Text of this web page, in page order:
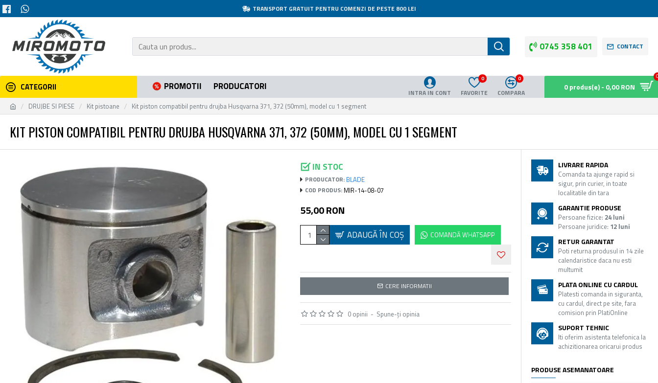
TRANSPORT GRATUIT PENTRU COMENZI DE PESTE 800 LEI
0745 358 401 CONTACT
CATEGORII PROMOTII PRODUCATORI
INTRA IN CONT FAVORITE
0
COMPARA
0
0 produs(e) - 0,00 RON
DRUJBE SI PIESE Kit pistoane Kit piston compatibil pentru drujba Husqvarna 371, 372 (50mm), model cu 1 segment
KIT PISTON COMPATIBIL PENTRU DRUJBA HUSQVARNA 371, 372 (50MM), MODEL CU 1 SEGMENT
IN STOC
PRODUCATOR: BLADE
COD PRODUS: MIR-14-08-07
0 opinii - Spune-ţi opinia
55,00 RON
ADAUGĂ ÎN COŞ COMANDĂ WHATSAPP
CERE INFORMATII
LIVRARE RAPIDA
Comanda ta ajunge rapid si
sigur, prin curier, in toate
localitatile din tara
GARANTIE PRODUSE
Persoane fizice: 24 luni
Persoane juridice: 12 luni
RETUR GARANTAT
Poti returna produsul in 14 zile
calendaristice daca nu esti
multumit
PLATA ONLINE CU CARDUL
Platesti comanda in siguranta,
cu cardul, direct pe site, fara
comision prin PlatiOnline
SUPORT TEHNIC
Iti oferim asistenta telefonica la
achizitionarea oricarui produs
PRODUSE ASEMANATOARE